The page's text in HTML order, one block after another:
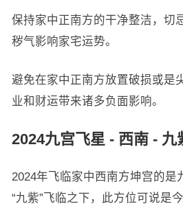
保持家中正南方的干净整洁，切
秽气影响家宅运势。
避免在家中正南方放置破损或是
业和财运带来诸多负面影响。
2024九宫飞星 - 西南 - 九
2024年飞临家中西南方坤宫的是
“九紫”飞临之下，此方位可说是